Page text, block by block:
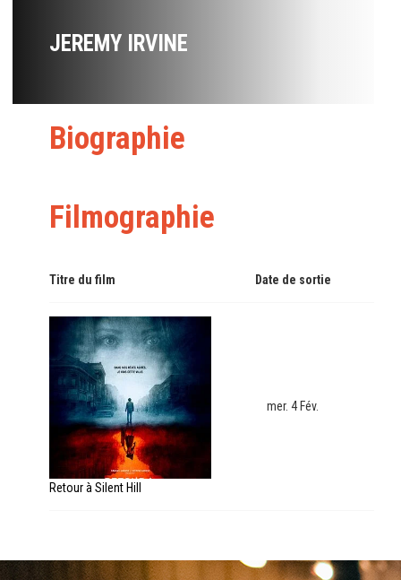
JEREMY IRVINE
Biographie
Filmographie
Titre du film Date de sortie
Retour à Silent Hill
mer. 4 Fév.